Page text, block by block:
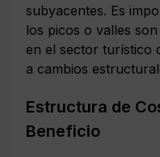
subyacentes. Es
los picos o valles
en el sector turístico
a cambios
Estructura de
Beneficio